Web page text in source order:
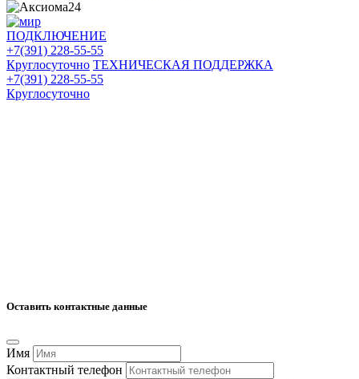
ПОДКЛЮЧЕНИЕ
+7(391) 228-55-55
Круглосуточно ТЕХНИЧЕСКАЯ ПОДДЕРЖКА
+7(391) 228-55-55
Круглосуточно
Оставить контактные данные
Имя
Контактный телефон